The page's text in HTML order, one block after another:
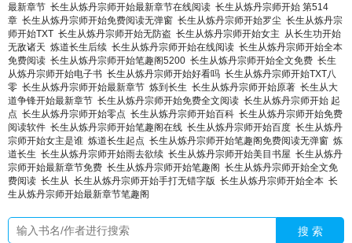
最新章节 长生从炼丹宗师开始最新章节在线阅读 长生从炼丹宗师开始 第514
章 长生从炼丹宗师开始免费阅读无弹窗 长生从炼丹宗师开始罗尘 长生从炼丹宗
师开始TXT 长生从炼丹宗师开始无防盗 长生从炼丹宗师开始女主 从长生功开始
无敌诸天 炼道长生后续 长生从炼丹宗师开始在线阅读 长生从炼丹宗师开始全本
免费阅读 长生从炼丹宗师开始笔趣阁5200 长生从炼丹宗师开始全文免费 长生
从炼丹宗师开始电子书 长生从炼丹宗师开始好看吗 长生从炼丹宗师开始TXT八
零 长生从炼丹宗师开始最新章节 炼到长生 长生从炼丹宗师开始原著 长生从大
道争锋开始最新章节 长生从炼丹宗师开始免费全文阅读 长生从炼丹宗师开始 起
点 长生从炼丹宗师开始零点 长生从炼丹宗师开始百科 长生从炼丹宗师开始免费
阅读软件 长生从炼丹宗师开始笔趣阁在线 长生从炼丹宗师开始百度 长生从炼丹
宗师开始女主是谁 炼道长生起点 长生从炼丹宗师开始笔趣阁免费阅读无弹窗 炼
道长生 长生从炼丹宗师开始雨去欲续 长生从炼丹宗师开始美目书屋 长生从炼丹
宗师开始最新章节免费 长生从炼丹宗师开始笔趣阁 长生从炼丹宗师开始全文免
费阅读 长生从 长生从炼丹宗师开始手打无错字版 长生从炼丹宗师开始全本 长
生从炼丹宗师开始最新章节笔趣阁
搜 索